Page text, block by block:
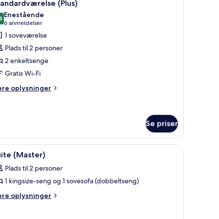
(Plus)
ud af 10
Enestående
6 anmeldelser
(6
anmeldelser)
1 soveværelse
Plads til 2 personer
2 enkeltsenge
Gratis Wi-Fi
oplysninger
Se priser
et fladskærms-tv, et skrivebord med lampe og et vindue med udsigt
Et moderne hotelværelse med en stor
6 (Master)
Plads til 2 personer
1 kingsize-seng og 1 sovesofa (dobbeltseng)
oplysninger